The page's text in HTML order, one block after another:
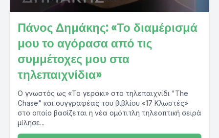
Πάνος Δημάκης: «Το διαμέρισμά
μου το αγόρασα από τις
συμμέτοχες μου στα
τηλεπαιχνίδια»
Ο γνωστός ως «Το γεράκι» στο τηλεπαιχνίδι "The
Chase" και συγγραφέας του βιβλίου «17 Κλωστές»
στο οποίο βασίζεται η νέα ομότιτλη τηλεοπτική σειρά
μίλησε...